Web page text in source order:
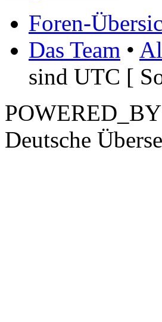
Foren-
Das Team •
sind UTC [
POWERED_BY
Deutsche